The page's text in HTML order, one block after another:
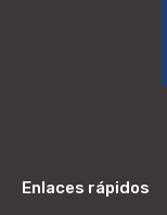
Enlaces rápidos